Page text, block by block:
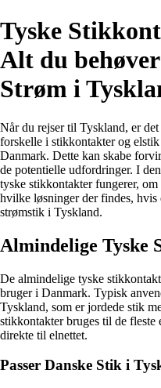
Tyske
Alt du
Strøm i
Når du rejser til Tyskland, er
forskelle i stikkontakter og
Danmark. Dette kan skabe
de potentielle udfordringer. I
tyske stikkontakter fungerer,
hvilke løsninger der findes,
strømstik i Tyskland.
Almindelige Tyske
De almindelige tyske
bruger i Danmark. Typisk
Tyskland, som er jordede stik
stikkontakter bruges til de fleste
direkte til elnettet.
Passer Danske Stik i